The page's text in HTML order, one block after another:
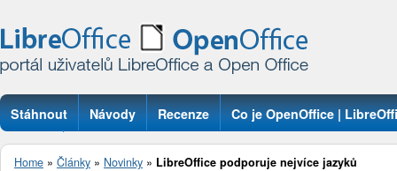
Stáhnout Návody Recenze Co je OpenOffice |
Otázky
Home » Články » Novinky » LibreOffice podporuje nejvíce jazyků